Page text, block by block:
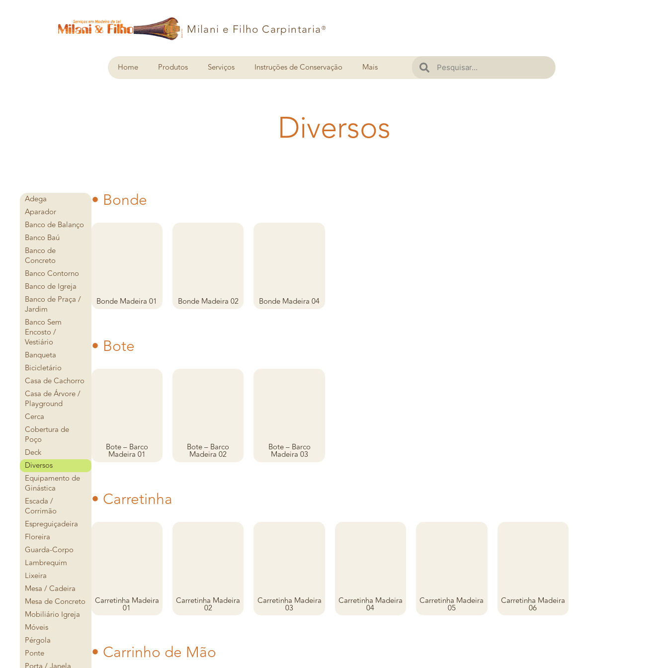
Milani e Filho Carpintaria®
Home Produtos Serviços Instruções de Conservação Mais
Diversos
Adega
Aparador
Banco de Balanço
Banco Baú
Banco de
Concreto
Banco Contorno
Banco de Igreja
Banco de Praça /
Jardim
Banco Sem
Encosto /
Vestiário
Banqueta
Bicicletário
Casa de Cachorro
Casa de Árvore /
Playground
Cerca
Cobertura de
Poço
Deck
Diversos
Equipamento de
Ginástica
Escada /
Corrimão
Espreguiçadeira
Floreira
Guarda-Corpo
Lambrequim
Lixeira
Mesa / Cadeira
Mesa de Concreto
Mobiliário Igreja
Móveis
Pérgola
Ponte
• Bonde
Bonde Madeira 01 Bonde Madeira 02 Bonde Madeira 04
• Bote
Bote – Barco
Madeira 01
Bote – Barco
Madeira 02
Bote – Barco
Madeira 03
• Carretinha
Carretinha Madeira
01
Carretinha Madeira
02
Carretinha Madeira
03
Carretinha Madeira
04
Carretinha Madeira
05
Carretinha Madeira
06
• Carrinho de Mão